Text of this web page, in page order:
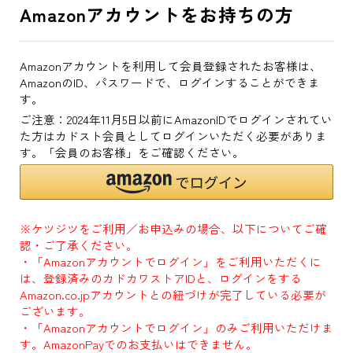
Amazonアカウントをお持ちの方
Amazonアカウントを利用して会員登録されたお客様は、
AmazonのID、パスワードで、ログインすることができま
す。
ご注意：2024年11月5日以前にAmazonIDでログインされてい
た方はカドスト会員としてログインいただく必要がありま
す。「会員のお客様」をご確認ください。
※ケツジツをご利用／お申込みの場合、以下についてご確
認・ご了承ください。
・「Amazonアカウントでログイン」をご利用いただくに
は、登録済みのカドカワストアIDと、ログインをする
Amazon.co.jpアカウントとの紐づけが完了している必要が
ございます。
・「Amazonアカウントでログイン」のみご利用いただけま
す。AmazonPayでのお支払いはできません。